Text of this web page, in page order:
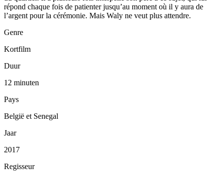
répond chaque fois de patienter jusqu’au moment où il y aura de
l’argent pour la cérémonie. Mais Waly ne veut plus attendre.
Genre
Kortfilm
Duur
12 minuten
Pays
België et Senegal
Jaar
2017
Regisseur